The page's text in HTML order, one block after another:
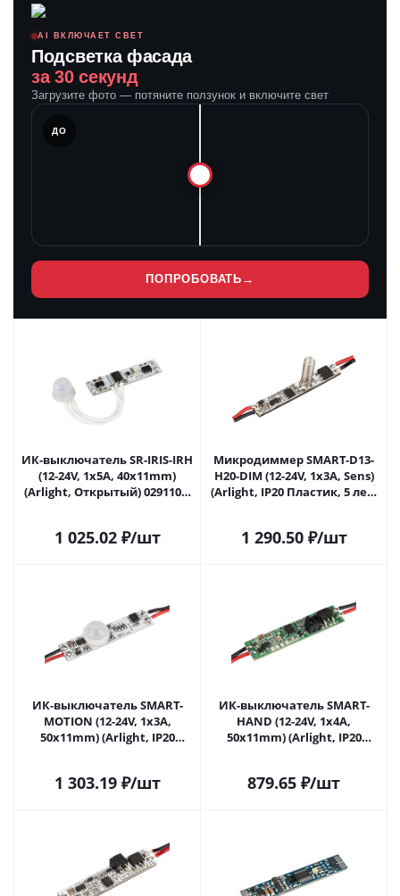
AI ВКЛЮЧАЕТ СВЕТ
Подсветка фасада
за 30 секунд
Загрузите фото — потяните ползунок и включите свет
ДО
ПОПРОБОВАТЬ →
ИК-выключатель SR-IRIS-IRH
(12-24V, 1x5A, 40x11mm)
(Arlight, Открытый) 029110 в
1 025.02₽/шт
Микродиммер SMART-D13-
H20-DIM (12-24V, 1x3A, Sens)
(Arlight, IP20 Пластик, 5 лет)
1 290.50₽/шт
ИК-выключатель SMART-
MOTION (12-24V, 1х3А,
50x11mm) (Arlight, IP20
1 303.19₽/шт
ИК-выключатель SMART-
HAND (12-24V, 1х4А,
50x11mm) (Arlight, IP20
879.65 ₽/шт